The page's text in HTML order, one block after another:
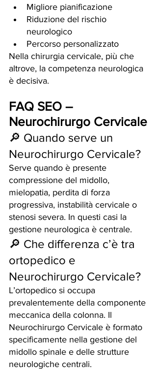
Migliore pianificazione
Riduzione del rischio
neurologico
Percorso personalizzato
Nella chirurgia cervicale, più che
altrove, la competenza neurologica
è decisiva.
FAQ SEO –
Neurochirurgo Cervicale
🔎 Quando serve un
Neurochirurgo Cervicale?
Serve quando è presente
compressione del midollo,
mielopatia, perdita di forza
progressiva, instabilità cervicale o
stenosi severa. In questi casi la
gestione neurologica è centrale.
🔎 Che differenza c’è tra
ortopedico e
Neurochirurgo Cervicale?
L’ortopedico si occupa
prevalentemente della componente
meccanica della colonna. Il
Neurochirurgo Cervicale è formato
specificamente nella gestione del
midollo spinale e delle strutture
neurologiche centrali.